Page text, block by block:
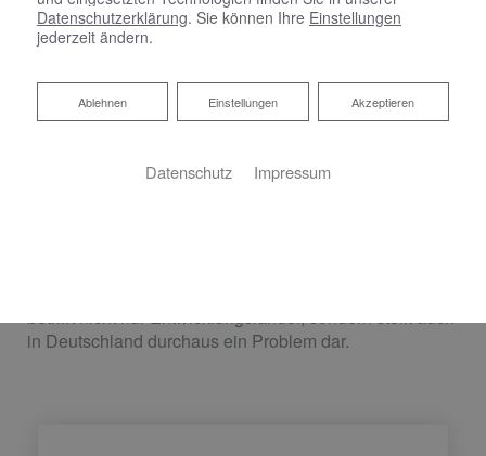
Hygienisch, komfortabel und
sicher: Trinkwasserhygiene
Ob als Durstlöscher, zur Essenszubereitung oder im
betrifft nicht nur Entwicklungsländer, sondern stellt auch
in Deutschland durchaus ein Problem dar.
Datenschutzerklärung. Sie können Ihre Einstellungen
jederzeit ändern.
Akzeptieren
Einstellungen
Ablehnen
Ablehnen
Datenschutz Impressum